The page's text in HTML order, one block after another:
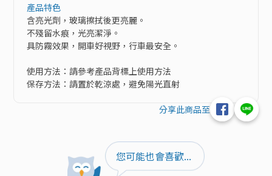
產品特色
含亮光劑，玻璃擦拭後更亮麗。
不殘留水痕，光亮潔淨。
具防霧效果，開車好視野，行車最安全。
使用方法：請參考產品背標上使用方法
保存方法：請置於乾涼處，避免陽光直射
分享此商品至
您可能也會喜歡...